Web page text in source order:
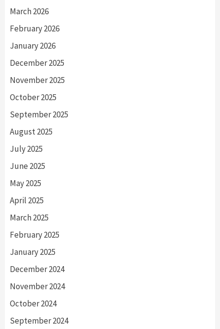
March 2026
February 2026
January 2026
December 2025
November 2025
October 2025
September 2025
August 2025
July 2025
June 2025
May 2025
April 2025
March 2025
February 2025
January 2025
December 2024
November 2024
October 2024
September 2024